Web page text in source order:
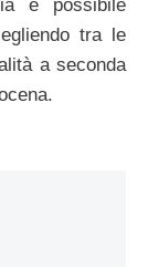
è possibile
tra le
a seconda